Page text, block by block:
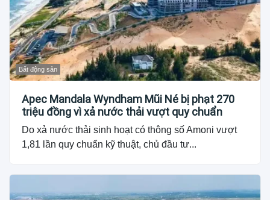
Bất động sản
Apec Mandala Wyndham Mũi Né bị phạt 270
triệu đồng vì xả nước thải vượt quy chuẩn
Do xả nước thải sinh hoạt có thông số Amoni vượt
1,81 lần quy chuẩn kỹ thuật, chủ đầu tư...